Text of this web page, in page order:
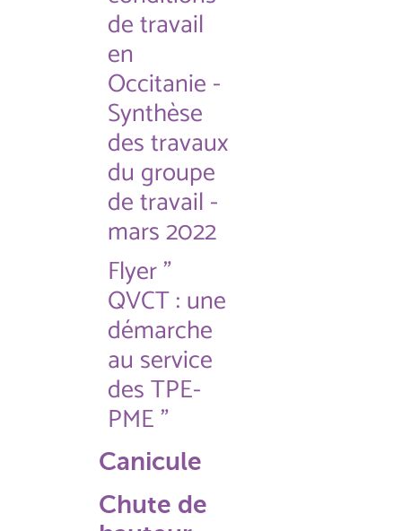
de travail
en
Occitanie -
Synthèse
des travaux
du groupe
de travail -
mars 2022
Flyer "
QVCT : une
démarche
au service
des TPE-
PME "
Canicule
Chute de